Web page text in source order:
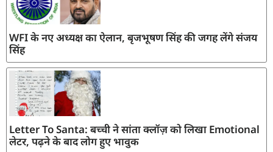
WFI के नए अध्यक्ष का ऐलान, बृजभूषण सिंह की जगह लेंगे संजय
सिंह
Letter To Santa: बच्ची ने सांता क्लॉज़ को लिखा Emotional
लेटर, पढ़ने के बाद लोग हुए भावुक